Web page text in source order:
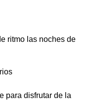
ritmo las noches de
para disfrutar de la